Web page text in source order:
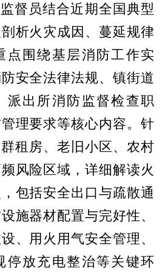
督员结合近期全国典型
析火灾成因、蔓延规律
点围绕基层消防工作实
安全法律法规、镇街道
派出所消防监督检查职
理要求等核心内容。针
租房、老旧小区、农村
风险区域，详细解读火
包括安全出口与疏散通
施器材配置与完好性、
、用火用气安全管理、
停放充电整治等关键环